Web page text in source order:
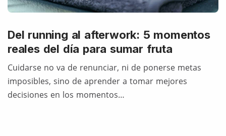
Del running al afterwork: 5 momentos
reales del día para sumar fruta
Cuidarse no va de renunciar, ni de ponerse metas
imposibles, sino de aprender a tomar mejores
decisiones en los momentos…